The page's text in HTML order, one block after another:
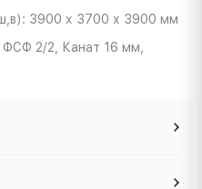
3900 х 3700 х 3900 мм
ФСФ 2/2, Канат 16 мм,